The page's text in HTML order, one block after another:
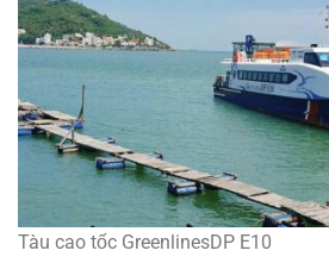
Tàu cao tốc GreenlinesDP E10